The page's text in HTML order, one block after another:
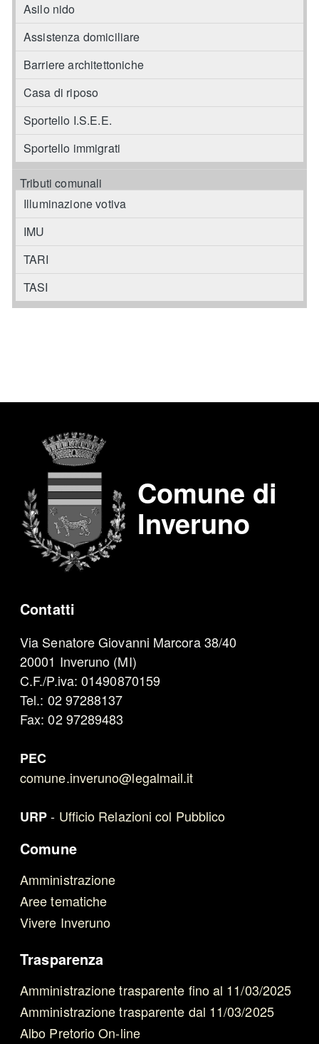
Asilo nido
Assistenza domiciliare
Barriere architettoniche
Casa di riposo
Sportello I.S.E.E.
Sportello immigrati
Tributi comunali
Illuminazione votiva
IMU
TARI
TASI
Comune di
Inveruno
Contatti
Via Senatore Giovanni Marcora 38/40
20001 Inveruno (MI)
C.F./P.iva: 01490870159
Tel.: 02 97288137
Fax: 02 97289483
PEC
comune.inveruno@legalmail.it
URP- Ufficio Relazioni col Pubblico
Comune
Amministrazione
Aree tematiche
Vivere Inveruno
Trasparenza
Amministrazione trasparente fino al 11/03/2025
Amministrazione trasparente dal 11/03/2025
Albo Pretorio On-line